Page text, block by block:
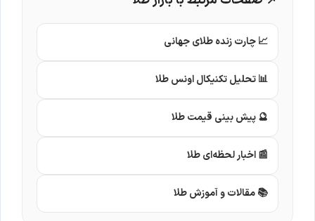
📈 چارت زنده طلای جهانی
📊 تحلیل تکنیکال اونس طلا
🔮 پیش بینی قیمت طلا
📰 اخبار لحظه‌ای طلا
📚 مقالات و آموزش طلا